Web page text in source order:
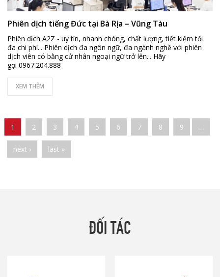
Phiên dịch tiếng Đức tại Bà Rịa – Vũng Tàu
Phiên dịch A2Z - uy tín, nhanh chóng, chất lượng, tiết kiệm tối
đa chi phí... Phiên dịch đa ngôn ngữ, đa ngành nghề với phiên
dịch viên có bằng cử nhân ngoại ngữ trở lên... Hãy
gọi 0967.204.888
XEM THÊM
Pages
1 2 3 4 5 6 7 8 9 …
next › last »
ĐỐI TÁC